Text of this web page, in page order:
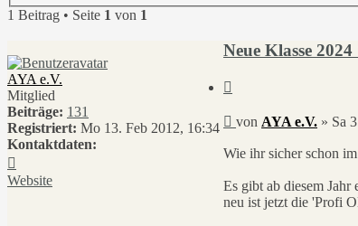
1 Beitrag • Seite 1 von 1
AYA e.V.
Mitglied
Beiträge: 131
Registriert: Mo 13. Feb 2012, 16:34
Kontaktdaten:
von
AYA
Website
Neue Klasse
Beitrag
vonAYA e.V. » Sa
Wie ihr sicher schon
Es gibt ab diesem
neu ist jetzt die 'Profi